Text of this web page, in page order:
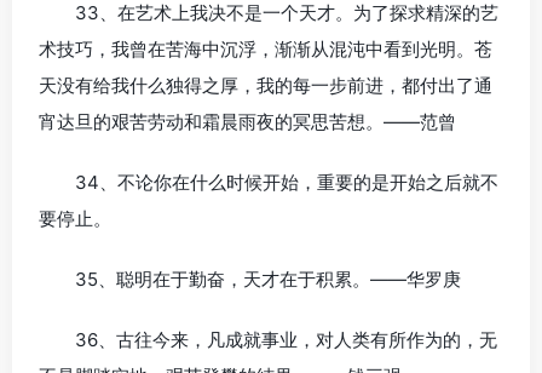
33、在艺术上我决不是一个天才。为了探求精深的艺
术技巧，我曾在苦海中沉浮，渐渐从混沌中看到光明。苍
天没有给我什么独得之厚，我的每一步前进，都付出了通
宵达旦的艰苦劳动和霜晨雨夜的冥思苦想。——范曾
34、不论你在什么时候开始，重要的是开始之后就不
要停止。
35、聪明在于勤奋，天才在于积累。——华罗庚
36、古往今来，凡成就事业，对人类有所作为的，无